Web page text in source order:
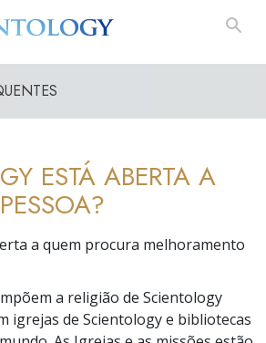
ESTÁ ABERTA A
a quem procura melhoramento
a religião de Scientology
igrejas de Scientology e bibliotecas